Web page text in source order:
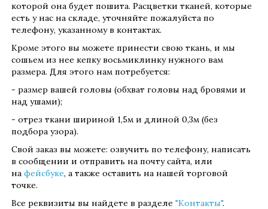
которой она будет пошита. Расцветки тканей, которые
есть у нас на складе, уточняйте пожалуйста по
телефону, указанному в контактах.
Кроме этого вы можете принести свою ткань, и мы
сошьем из нее кепку восьмиклинку нужного вам
размера. Для этого нам потребуется:
- размер вашей головы (обхват головы над бровями и
над ушами);
- отрез ткани шириной 1,5м и длиной 0,3м (без
подбора узора).
Свой заказ вы можете: озвучить по телефону, написать
в сообщении и отправить на почту сайта, или
нафейсбуке, а также оставить на нашей торговой
точке.
Все реквизиты вы найдете в разделе"Контакты".